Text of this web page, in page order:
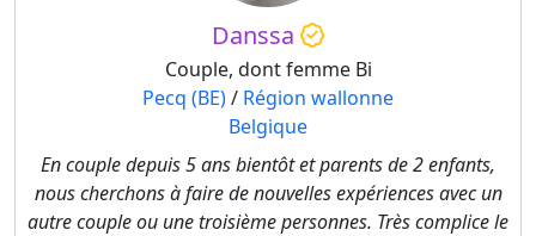
Danssa
Couple, dont femme Bi
Pecq (BE)/ Région wallonne
Belgique
En couple depuis 5 ans bientôt et parents de 2 enfants,
nous cherchons à faire de nouvelles expériences avec un
autre couple ou une troisième personnes. Très complice le